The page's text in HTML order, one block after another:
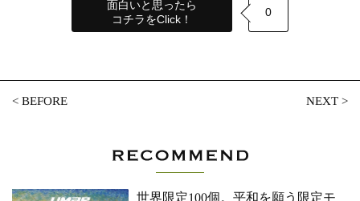
面白いと思ったら
コチラをClick！
0
<BEFORE NEXT>
世界限定100個。平和を願う限定モ